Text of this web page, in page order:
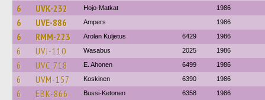
6 UVK-232 Hojo-Matkat 1986
6 UVE-886 Ampers 1986
6 RMM-223 Arolan Kuljetus 6429 1986
6 UVJ-110 Wasabus 2025 1986
6 UVC-718 E. Ahonen 6499 1986
6 UVM-157 Koskinen 6390 1986
6 EBK-866 Bussi-Ketonen 6358 1986